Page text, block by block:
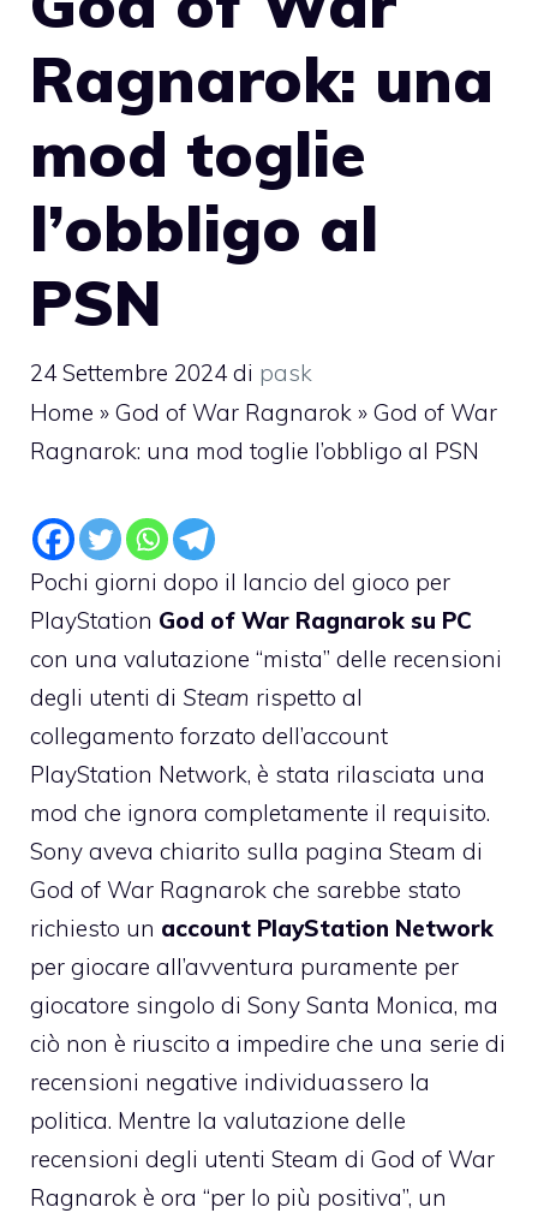
Ragnarok: una
mod toglie
l’obbligo al
PSN
24 Settembre 2024 di pask
Home » God of War Ragnarok » God of War
Ragnarok: una mod toglie l’obbligo al PSN
Pochi giorni dopo il lancio del gioco per
PlayStation God of War Ragnarok su PC
con una valutazione “mista” delle recensioni
degli utenti di Steam rispetto al
collegamento forzato dell’account
PlayStation Network, è stata rilasciata una
mod che ignora completamente il requisito.
Sony aveva chiarito sulla pagina Steam di
God of War Ragnarok che sarebbe stato
richiesto un account PlayStation Network
per giocare all’avventura puramente per
giocatore singolo di Sony Santa Monica, ma
ciò non è riuscito a impedire che una serie di
recensioni negative individuassero la
politica. Mentre la valutazione delle
recensioni degli utenti Steam di God of War
Ragnarok è ora “per lo più positiva”, un